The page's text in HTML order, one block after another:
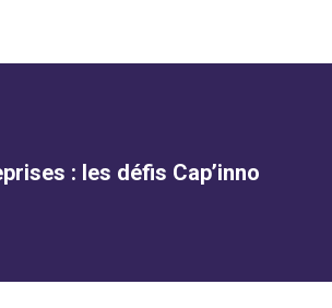
: les défis Cap’inno